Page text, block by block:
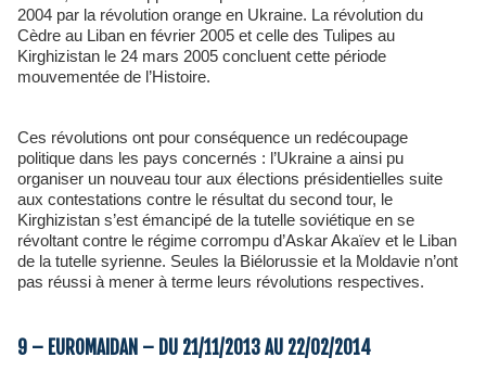
2004 par la révolution orange en Ukraine. La révolution du
Cèdre au Liban en février 2005 et celle des Tulipes au
Kirghizistan le 24 mars 2005 concluent cette période
mouvementée de l’Histoire.
Ces révolutions ont pour conséquence un redécoupage
politique dans les pays concernés : l’Ukraine a ainsi pu
organiser un nouveau tour aux élections présidentielles suite
aux contestations contre le résultat du second tour, le
Kirghizistan s’est émancipé de la tutelle soviétique en se
révoltant contre le régime corrompu d’Askar Akaïev et le Liban
de la tutelle syrienne. Seules la Biélorussie et la Moldavie n’ont
pas réussi à mener à terme leurs révolutions respectives.
9 – EUROMAIDAN – DU 21/11/2013 AU 22/02/2014